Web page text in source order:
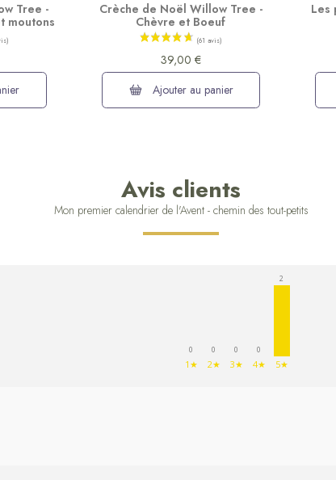
Tree -
moutons
Crèche de Noël Willow Tree -
Chèvre et Boeuf
39,00 €
Ajouter au panier
Les
Avis clients
Mon premier calendrier de l'Avent - chemin des tout-petits
0
1★
0
2★
0
3★
0
4★
2
5★